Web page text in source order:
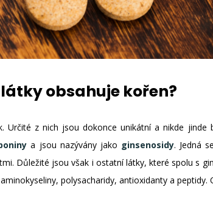
látky obsahuje kořen?
z nich jsou dokonce unikátní a nikde jinde
a jsou nazývány jako ginsenosidy. Jedná
Důležité jsou však i ostatní látky, které spolu s
polysacharidy, antioxidanty a peptidy.